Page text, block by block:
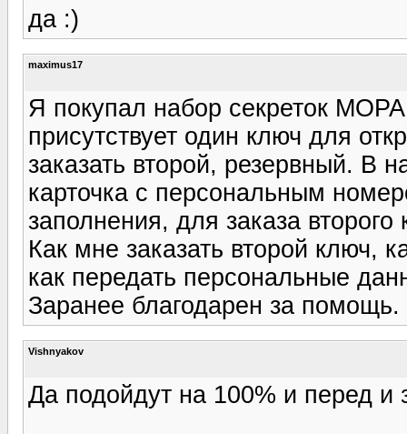
да :)
maximus17
Я покупал набор секреток
присутствует один ключ для
заказать второй, резервный. В
карточка с персональным
заполнения, для заказа
Как мне заказать второй ключ,
как передать персональные
Заранее благодарен за помощь.
Vishnyakov
Да подойдут на 100% и перед и